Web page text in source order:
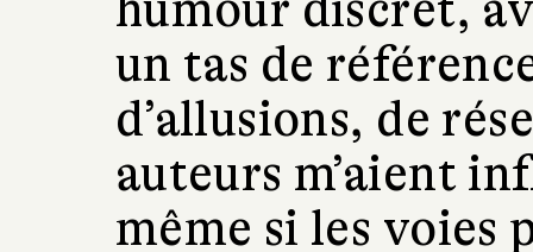
un tas de
d’allusions, de
auteurs m’aient
même si les voies